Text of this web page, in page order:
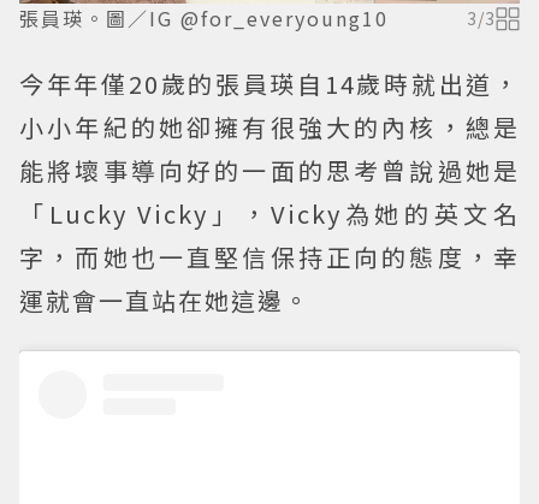
張員瑛。圖／IG @for_everyoung10 3/3
今年年僅20歲的張員瑛自14歲時就出道，
小小年紀的她卻擁有很強大的內核，總是
能將壞事導向好的一面的思考曾說過她是
「Lucky Vicky」，Vicky為她的英文名
字，而她也一直堅信保持正向的態度，幸
運就會一直站在她這邊。